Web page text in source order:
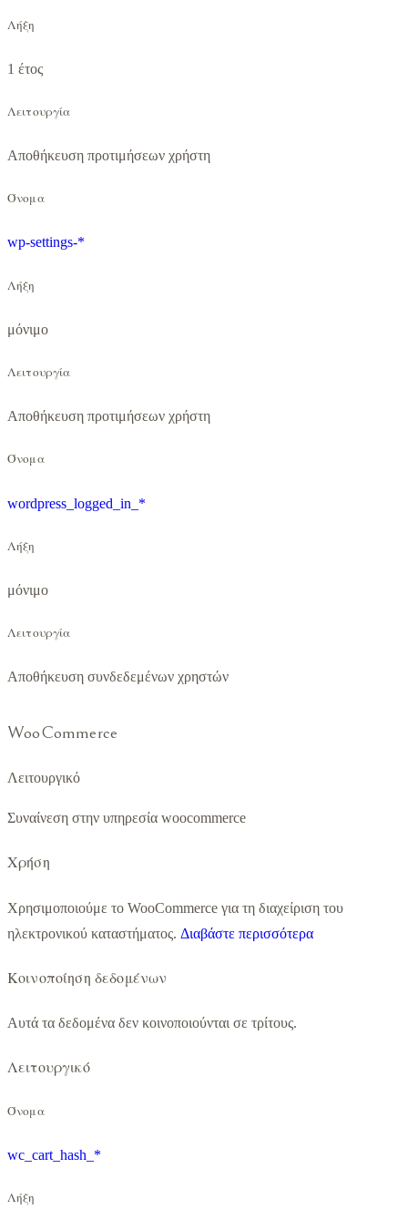
Λήξη
1 έτος
Λειτουργία
Αποθήκευση προτιμήσεων χρήστη
Όνομα
wp-settings-*
Λήξη
μόνιμο
Λειτουργία
Αποθήκευση προτιμήσεων χρήστη
Όνομα
wordpress_logged_in_*
Λήξη
μόνιμο
Λειτουργία
Αποθήκευση συνδεδεμένων χρηστών
WooCommerce
Λειτουργικό
Συναίνεση στην υπηρεσία woocommerce
Χρήση
Χρησιμοποιούμε το WooCommerce για τη διαχείριση του
ηλεκτρονικού καταστήματος. Διαβάστε περισσότερα
Κοινοποίηση δεδομένων
Αυτά τα δεδομένα δεν κοινοποιούνται σε τρίτους.
Λειτουργικό
Όνομα
wc_cart_hash_*
Λήξη